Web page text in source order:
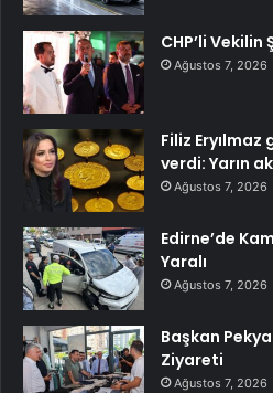
CHP’li
Ağustos 7, 2026
Filiz
verdi: Yarın
Ağustos 7, 2026
Edirne’de
Yaralı
Ağustos 7, 2026
Başkan
Ziyareti
Ağustos 7, 2026